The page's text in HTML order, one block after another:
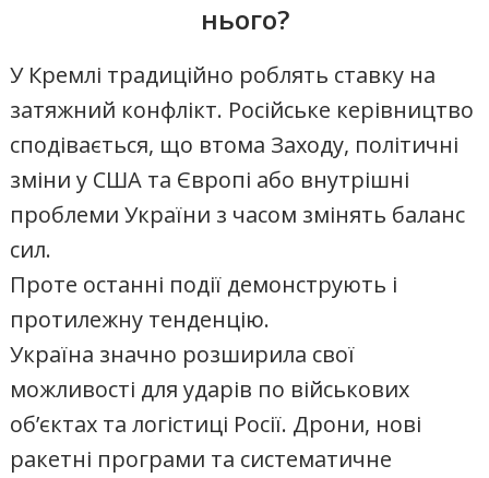
нього?
У Кремлі традиційно роблять ставку на
затяжний конфлікт. Російське керівництво
сподівається, що втома Заходу, політичні
зміни у США та Європі або внутрішні
проблеми України з часом змінять баланс
сил.
Проте останні події демонструють і
протилежну тенденцію.
Україна значно розширила свої
можливості для ударів по військових
об’єктах та логістиці Росії. Дрони, нові
ракетні програми та систематичне